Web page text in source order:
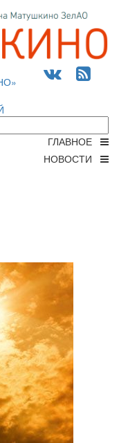
ГЛАВНОЕ
НОВОСТИ